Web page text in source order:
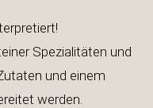
interpretiert!
Spezialitäten und
und einem
werden.